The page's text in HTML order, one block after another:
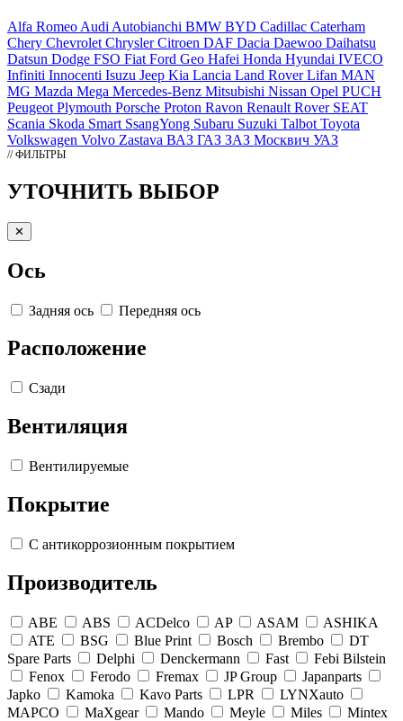
Alfa Romeo Audi Autobianchi BMW BYD Cadillac Caterham
Chery Chevrolet ChryslerCitroen DAF Dacia Daewoo Daihatsu
Datsun Dodge FSO Fiat Ford Geo Hafei Honda Hyundai IVECO
Infiniti Innocenti Isuzu Jeep Kia Lancia Land RoverLifan MAN
MG Mazda Mega Mercedes-Benz Mitsubishi Nissan Opel PUCH
Peugeot Plymouth Porsche Proton Ravon Renault Rover SEAT
Scania Skoda Smart SsangYong Subaru Suzuki Talbot Toyota
Volkswagen Volvo Zastava ВАЗ ГАЗ ЗАЗ Москвич УАЗ
// ФИЛЬТРЫ
УТОЧНИТЬ ВЫБОР
✕
Ось
Задняя ось Передняя ось
Расположение
Сзади
Вентиляция
Вентилируемые
Покрытие
С антикоррозионным покрытием
Производитель
ABE ABS ACDelco AP ASAM
ASHIKA
ATE
BSG Blue Print Bosch Brembo
DT
Spare Parts
Delphi Denckermann Fast
Febi Bilstein
Fenox
Ferodo Fremax JP Group
Japanparts
Japko
Kamoka Kavo Parts LPR
LYNXauto
MAPCO
MaXgear Mando Meyle Miles
Mintex